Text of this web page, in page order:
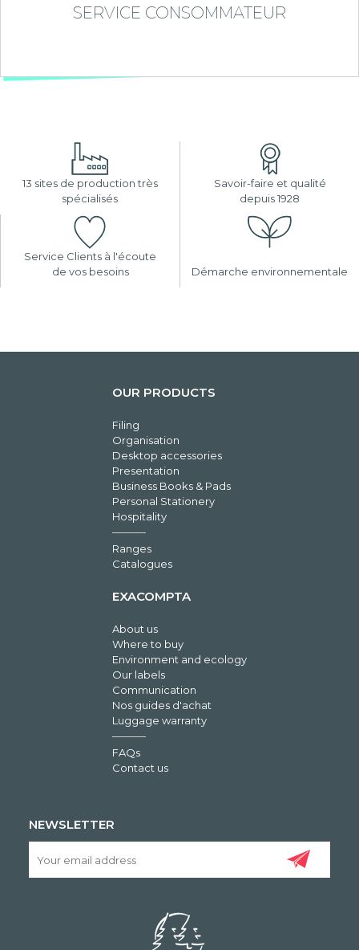
SERVICE CONSOMMATEUR
13 sites de production très
spécialisés
Savoir-faire et qualité
depuis 1928
Service Clients à l'écoute
de vos besoins
Démarche environnementale
OUR PRODUCTS
Filing
Organisation
Desktop accessories
Presentation
Business Books & Pads
Personal Stationery
Hospitality
Ranges
Catalogues
EXACOMPTA
About us
Where to buy
Environment and ecology
Our labels
Communication
Nos guides d'achat
Luggage warranty
FAQs
Contact us
NEWSLETTER